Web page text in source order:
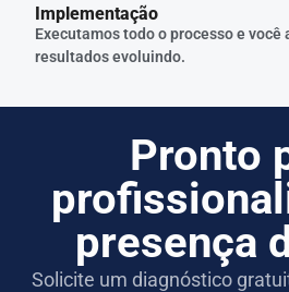
Implementação
Executamos todo o processo e você
resultados evoluindo.
Pronto
presença
Solicite um diagnóstico